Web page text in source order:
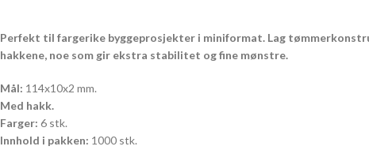
Perfekt til fargerike byggeprosjekter i miniformat. Lag
hakkene, noe som gir ekstra stabilitet og fine mønstre.
Mål: 114x10x2 mm.
Med hakk.
Farger: 6 stk.
Innhold i pakken: 1000 stk.